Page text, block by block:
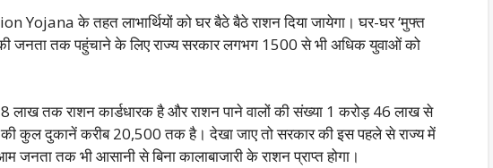
Yojana के तहत लाभार्थियों को घर बैठे बैठे राशन दिया जायेगा। घर-घर ‘मुफ्त
की जनता तक पहुंचाने के लिए राज्य सरकार लगभग 1500 से भी अधिक युवाओं को
लाख तक राशन कार्डधारक है और राशन पाने वालों की संख्या 1 करोड़ 46 लाख से
की कुल दुकानें करीब 20,500 तक है। देखा जाए तो सरकार की इस पहले से राज्य में
जनता तक भी आसानी से बिना कालाबाजारी के राशन प्राप्त होगा।